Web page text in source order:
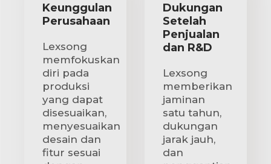
Keunggulan
Perusahaan
Lexsong
memfokuskan
diri pada
produksi
yang dapat
disesuaikan,
menyesuaikan
desain dan
fitur sesuai
Dukungan
Setelah
Penjualan
dan R&D
Lexsong
memberikan
jaminan
satu tahun,
dukungan
jarak jauh,
dan